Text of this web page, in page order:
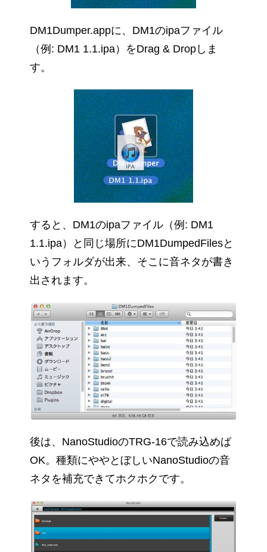
DM1Dumper.appに、DM1のipaファイル
（例: DM1 1.1.ipa）をDrag & Dropしま
す。
すると、DM1のipaファイル（例: DM1
1.1.ipa）と同じ場所にDM1DumpedFilesと
いうフォルダが出来、そこに音ネタが書き
出されます。
後は、NanoStudioのTRG-16で読み込めば
OK。種類にややとぼしいNanoStudioの音
ネタを補充できてホクホクです。